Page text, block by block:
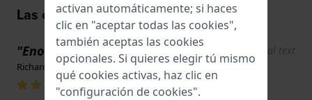
Las experiencias de los usuarios
"Enorme" Show original text
Richard Forrest · 17 de junio de 2022
activan automáticamente; si haces
clic en "aceptar todas las cookies",
también aceptas las cookies
opcionales. Si quieres elegir tú mismo
qué cookies activas, haz clic en
"configuración de cookies".